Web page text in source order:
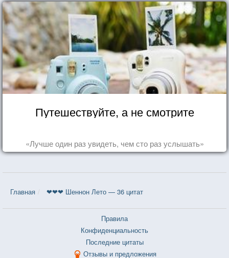
Путешествуйте, а не смотрите
«Лучше один раз увидеть, чем сто раз услышать»
Главная ❤❤❤ Шеннон Лето — 36 цитат
Правила
Конфиденциальность
Последние цитаты
Отзывы и предложения